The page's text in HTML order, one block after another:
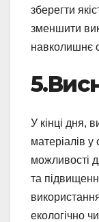
зберегти
зменшити
навколишнє
У кінці дня,
матеріалів у
можливості
та
екологічно